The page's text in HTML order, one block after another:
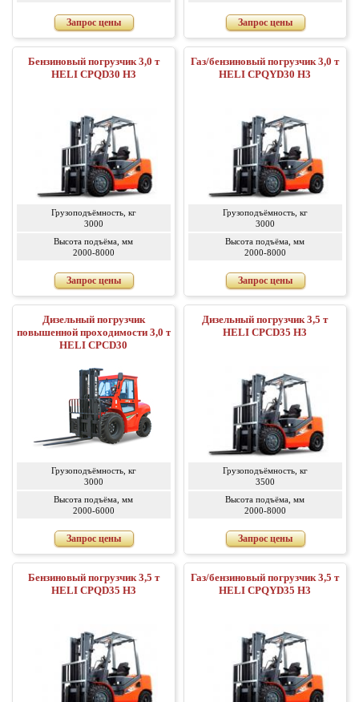
Запрос цены Запрос цены
Бензиновый погрузчик 3,0 т
HELI CPQD30 H3
Грузоподъёмность, кг
3000
Высота подъёма, мм
2000-8000
Запрос цены
Газ/бензиновый погрузчик 3,0 т
HELI CPQYD30 H3
Грузоподъёмность, кг
3000
Высота подъёма, мм
2000-8000
Запрос цены
Дизельный погрузчик
повышенной проходимости 3,0 т
HELI CPСD30
Грузоподъёмность, кг
3000
Высота подъёма, мм
2000-6000
Запрос цены
Дизельный погрузчик 3,5 т
HELI CPCD35 H3
Грузоподъёмность, кг
3500
Высота подъёма, мм
2000-8000
Запрос цены
Бензиновый погрузчик 3,5 т
HELI CPQD35 H3
Газ/бензиновый погрузчик 3,5 т
HELI CPQYD35 H3